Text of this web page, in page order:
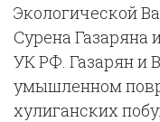
Экологической
Сурена Газаряна
УК РФ. Газарян и
умышленном
хулиганских